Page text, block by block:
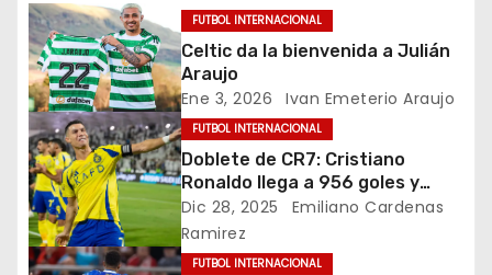
g
a
c
i
ó
n
FUTBOL INTERNACIONAL
Celtic da la bienvenida a Julián
Araujo
Ene 3, 2026 Ivan Emeterio Araujo
FUTBOL INTERNACIONAL
Doblete de CR7: Cristiano
Ronaldo llega a 956 goles y
sigue acercándose a los 1000
Dic 28, 2025
Emiliano Cardenas
Ramirez
FUTBOL INTERNACIONAL